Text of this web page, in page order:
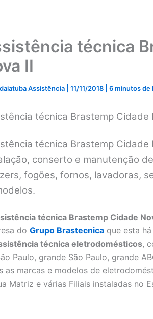
técnica
II
Assistência 11/11/2018 6 minutos de
técnica Brastemp
técnica Brastemp Cidade
conserto e manutenção
fogões, fornos, lavadoras,
técnica Brastemp Cidade
do Grupo Brastecnica que esta
técnica eletrodomésticos,
Paulo, grande São Paulo, grande
as marcas e modelos de
Matriz e várias Filiais instaladas no